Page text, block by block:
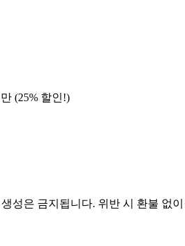
(25% 할인!)
성은 금지됩니다. 위반 시 환불 없